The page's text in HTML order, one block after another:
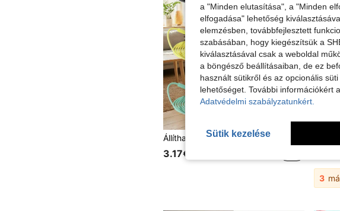
3.17€
3
a "Minden elutasítása", a "Minden
elfogadása" lehetőség
elemzésben, továbbfejlesztett
szabásában, hogy kiegészítsük a
kiválasztásával csak a weboldal
a böngésző beállításaiban, de ez
használt sütikről és az opcionális
lehetőséget. További információkért
Adatvédelmi szabályzatunkért.
Sütik kezelése